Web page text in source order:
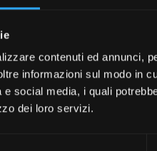
contenuti ed annunci,
informazioni sul modo in
social media, i quali
dei loro servizi.
classe, in